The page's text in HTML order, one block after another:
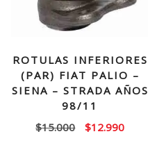
ROTULAS INFERIORES
(PAR) FIAT PALIO –
SIENA – STRADA AÑOS
98/11
$15.000
El
$12.990El